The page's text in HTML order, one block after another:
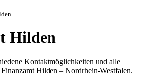
Hilden
Kontaktmöglichkeiten und alle
Hilden – Nordrhein-Westfalen.